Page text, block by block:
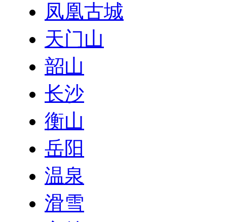
凤凰古城
天门山
韶山
长沙
衡山
岳阳
温泉
滑雪